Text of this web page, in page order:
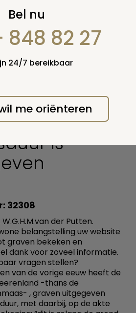
tot
toch
is
32308
der Putten.
belangstelling uw website
graven bekeken en
dank voor zoveel informatie.
vragen stellen?
van de vorige eeuw heeft de
-thans de
, graven uitgegeven
met daarbij, op de akte
Bel nu
848 82 27
24/7 bereikbaar
me oriënteren